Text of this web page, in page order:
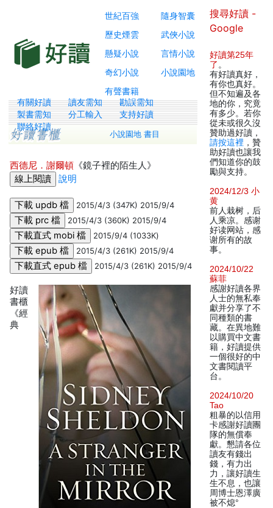
世紀百強
隨身智囊
歷史煙雲
武俠小說
懸疑小說
言情小說
奇幻小說
小說園地
有聲書籍
有關好讀 讀友需知
勘誤需知
製書需知
分工輸入
支持好讀
聯絡好讀
小說園地 書目
西德尼．謝爾頓 《鏡子裡的陌生人》
說明
2015/4/3 (347K) 2015/9/4
2015/4/3 (360K) 2015/9/4
2015/9/4 (1033K)
2015/4/3 (261K) 2015/9/4
2015/4/3 (261K) 2015/9/4
好讀
書櫃
《經
典
搜尋好讀 -
Google
好讀第25年
了 。
有好讀真好，
有你也真好。
但不知遍及各
地的你，究竟
有多少。若你
從未或很久沒
贊助過好讀，
請按這裡 ，贊
助好讀也讓我
們知道你的鼓
勵與支持。
2024/12/3 小
黄
前人栽树，后
人乘凉。感谢
好读网站，感
谢所有的故
事。
2024/10/22
蘇菲
感謝好讀各界
人士的無私奉
獻并分享了不
同種類的書
藏。在異地難
以購買中文書
籍，好讀提供
一個很好的中
文書閱讀平
台。
2024/10/20
Tao
粗暴的以信用
卡感謝好讀團
隊的無償奉
獻。懇請各位
讀友有錢出
錢，有力出
力，讓好讀生
生不息，也讓
周博士恩澤廣
被不熄°